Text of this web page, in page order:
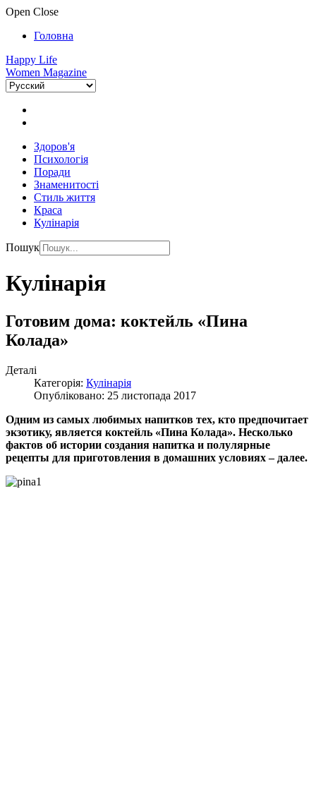
Open Close
Головна
Happy Life
Women Magazine
Здоров'я
Психологія
Поради
Знаменитості
Стиль життя
Краса
Кулінарія
Пошук
Кулінарія
Готовим дома: коктейль «Пина
Колада»
Деталі
Категорія: Кулінарія
Опубліковано: 25 листопада 2017
Одним из самых любимых напитков тех, кто предпочитает
экзотику, является коктейль «Пина Колада». Несколько
фактов об истории создания напитка и полулярные
рецепты для приготовления в домашних условиях – далее.